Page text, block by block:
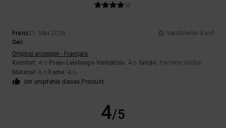
Franz21. Mai 2026
Verifizierter Kauf
Geil
Original anzeigen - Français
Komfort: 4/5 Preis-Leistungs-Verhältnis: 4/5 Größe: Perfekte Größe
Material : 4 /5 Farbe: 4/5
Ich empfehle dieses Produkt
4/5